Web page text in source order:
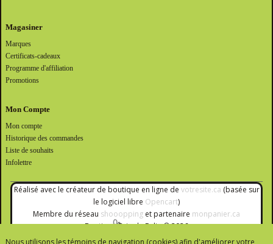
Magasiner
Marques
Certificats-cadeaux
Programme d'affiliation
Promotions
Mon Compte
Mon compte
Historique des commandes
Liste de souhaits
Infolettre
Réalisé avec le créateur de boutique en ligne de votresite.ca (basée sur
le logiciel libre Opencart)
Membre du réseau shooopping et partenaire monpanier.ca
Boutique Brin de Folie © 2026
Nous utilisons les témoins de navigation (cookies) afin d'améliorer votre